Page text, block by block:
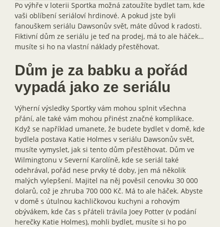
Po výhře v loterii Sportka možná zatoužíte bydlet tam, kde
vaši oblíbení seriáloví hrdinové. A pokud jste byli
fanouškem seriálu Dawsonův svět, máte důvod k radosti.
Fiktivní dům ze seriálu je teď na prodej, má to ale háček…
musíte si ho na vlastní náklady přestěhovat.
Dům je za babku a pořád
vypadá jako ze seriálu
Výherní výsledky Sportky vám mohou splnit všechna
přání, ale také vám mohou přinést značné komplikace.
Když se například umanete, že budete bydlet v domě, kde
bydlela postava Katie Holmes v seriálu Dawsonův svět,
musíte vymyslet, jak si tento dům přestěhovat. Dům ve
Wilmingtonu v Severní Karolíně, kde se seriál také
odehrával, pořád nese prvky té doby, jen má několik
malých vylepšení. Majitel na něj pověsil cenovku 30 000
dolarů, což je zhruba 700 000 Kč. Má to ale háček. Abyste
v domě s útulnou kachličkovou kuchyni a rohovým
obývákem, kde čas s přáteli trávila Joey Potter (v podání
herečky Katie Holmes), mohli bydlet, musíte si ho po